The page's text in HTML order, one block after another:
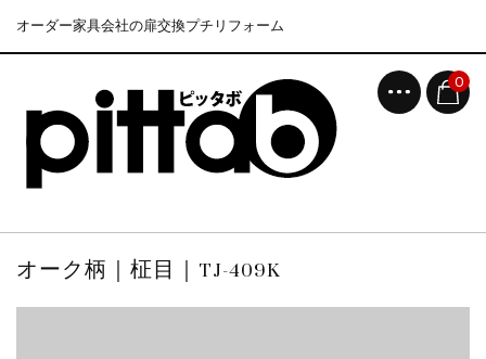
オーダー家具会社の扉交換プチリフォーム
0
オーク柄｜柾目｜TJ-409K